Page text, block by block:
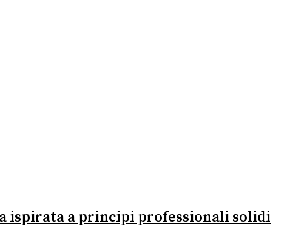
ispirata a principi professionali solidi